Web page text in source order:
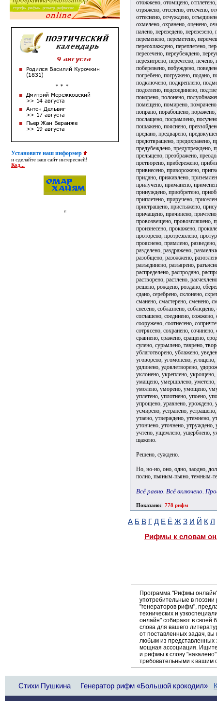
Установите наш информер
и сделайте ваш сайт интересней!
Код...
отожжено, отомщено,
отряжено, отселено, отсечено,
оттеснено, отчуждено,
охмелено, охранено, оценено,
палено, переведено,
переменено, переметено,
переохлаждено, переплетено,
пересечено, переубеждено,
перехитрено, перечтено,
побережено, побуждено,
погребено, погружено, подано,
подключено, подкреплено,
подселено, подсоединено,
покорено, полонено,
помещено, помирено,
попрано, порабощено,
послащено, посрамлено,
пощажено, пояснено,
предано, предварено,
предотвращено, предохранено,
предубеждено, предупреждено,
прельщено, преображено,
претворено, прибережено,
привнесено, приворожено,
придано, приживлено,
прилучено, приманено,
принуждено, приобретено,
приплетено, приручено,
пристращено, пристыжено,
причащено, причинено,
провозвещено, провозглашено,
произнесено, прокажено,
проторено, протрезвлено,
прояснено, прямлено,
разделено, раздражено,
разобщено, разожжено,
разъединено, разъярено,
распределено, распродано,
растворено, растлено,
решено, рождено, роздано,
сдано, серебрено, склонено,
сманено, смастерено, сменено,
снесено, соблазнено,
соглашено, соединено,
сооружено, соотнесено,
сотрясено, сохранено, сочинено,
сравнено, сражено, сращено,
сулено, сурьмлено, таврено,
ублаготворено, ублажено,
уговорено, угомонено, угощено,
удлинено, удовлетворено,
уклонено, укреплено,
умащено, умерщвлено,
умолено, уморено, умощено,
уплетено, уплотнено, упоено,
упрощено, уравнено, урождено,
усмирено, устранено,
утаено, утверждено, утемнено,
утончено, уточнено,
учтено, ущемлено, ущерблено,
щажено.
Решено, суждено.
Но, но-но, оно, одно, заодно,
полно, пьяным-пьяно, темным-
Всё равно. Всё включено.
Показано: 778 рифм
А Б В Г Д Е Ё Ж З И Й К Л
Рифмы к словам
Программа "Рифмы
употребительные в
"генераторов рифм",
технических и
онлайн" собирают в своей
слова для вашего
от поставленных задач,
любым из
мощная ассоциация. Ищите
и рифмы к слову
требовательными к вашим
Стихи Пушкина Генератор рифм «Большой крокодил»